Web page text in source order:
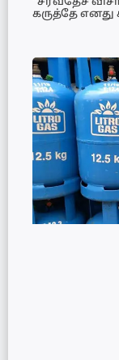
கருத்தே எனது